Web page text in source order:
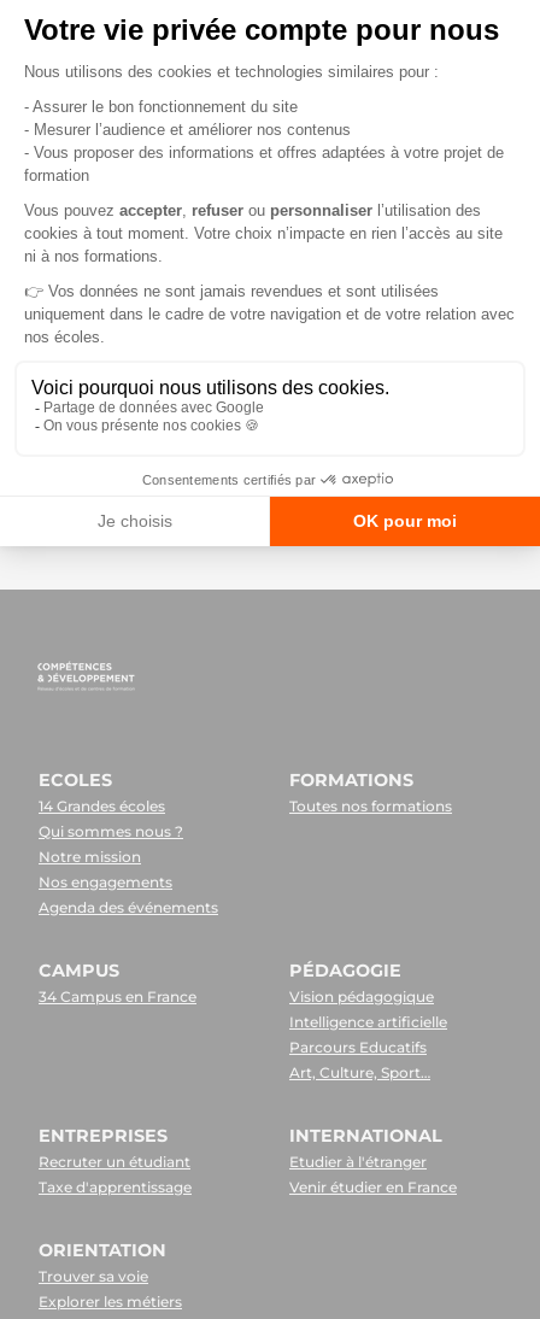
Découvrez nosformations de Bac+2 à Bac+5
échangez avec nos équipes pédagogiques.
réseau professionnel
en
échangeant avec d’autres recruteurs.
Ne manquez pas cette dernièreopportunité de
finaliser vos recrutements
Entreprises : réservez votre place dès maintenant en
complétant le formulaire ci-dessous :
Inscrivez-vous dès maintenant pour rencontrer vos
CONTACT :
Marie-Pierre BILLAUD-ARSLAN
m.billaudarslan@competences-developpement.fr
ECOLES
14 Grandes écoles
Qui sommes nous ?
Notre mission
Nos engagements
Agenda des événements
FORMATIONS
Toutes nos formations
CAMPUS
34 Campus en France
PÉDAGOGIE
Vision pédagogique
Intelligence artificielle
Parcours Educatifs
Art, Culture, Sport…
ENTREPRISES
Recruter un étudiant
Taxe d'apprentissage
INTERNATIONAL
Etudier à l'étranger
Venir étudier en France
ORIENTATION
Trouver sa voie
Explorer les métiers